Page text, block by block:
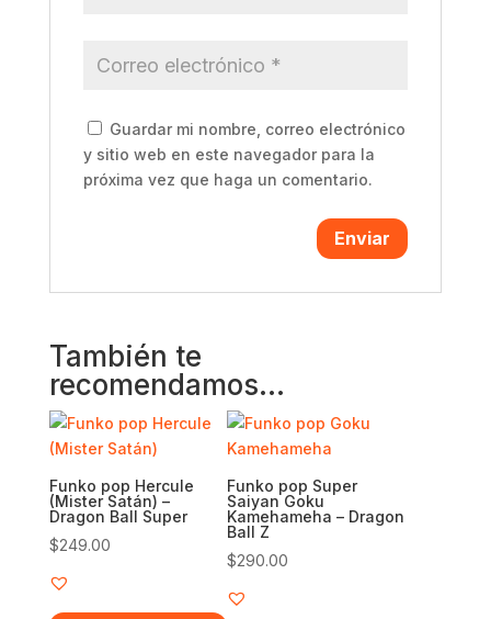
Guardar mi nombre, correo electrónico
y sitio web en este navegador para la
próxima vez que haga un comentario.
También te
recomendamos…
Funko pop Hercule
(Mister Satán) –
Dragon Ball Super
$249.00
Funko pop Super
Saiyan Goku
Kamehameha – Dragon
Ball Z
$290.00